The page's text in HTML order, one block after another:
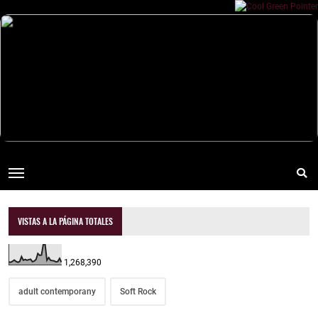
VISTAS A LA PÁGINA TOTALES
1,268,390
adult contemporany Soft Rock